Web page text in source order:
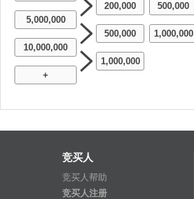
200,000
500,000
5,000,000
500,000
1,000,000
10,000,000
1,000,000
+
竞买人
竞买人帮助
竞买人注册